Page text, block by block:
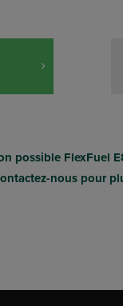
possible FlexFuel
nous pour